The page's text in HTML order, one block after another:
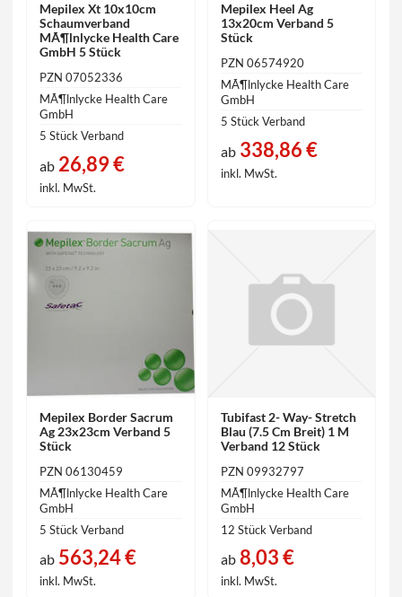
Mepilex Xt 10x10cm
Schaumverband
MÃ¶lnlycke Health Care
GmbH 5 Stück
PZN 07052336
MÃ¶lnlycke Health Care
GmbH
5 Stück Verband
ab 26,89 €
inkl. MwSt.
Mepilex Heel Ag
13x20cm Verband 5
Stück
PZN 06574920
MÃ¶lnlycke Health Care
GmbH
5 Stück Verband
ab338,86 €
inkl. MwSt.
Mepilex Border Sacrum
Ag 23x23cm Verband 5
Stück
PZN 06130459
MÃ¶lnlycke Health Care
GmbH
5 Stück Verband
ab 563,24 €
inkl. MwSt.
Tubifast 2- Way- Stretch
Blau (7.5 Cm Breit) 1 M
Verband 12 Stück
PZN 09932797
MÃ¶lnlycke Health Care
GmbH
12 Stück Verband
ab8,03 €
inkl. MwSt.